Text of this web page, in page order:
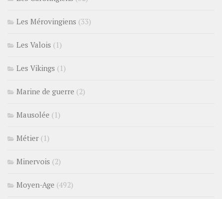
Les Mérovingiens (33)
Les Valois (1)
Les Vikings (1)
Marine de guerre (2)
Mausolée (1)
Métier (1)
Minervois (2)
Moyen-Age (492)